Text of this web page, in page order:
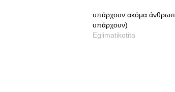
υπάρχουν ακόμα
υπάρχουν)
Eglimatikotita